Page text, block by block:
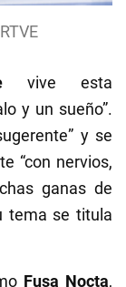
vive esta
y un sueño”.
y se
“con nervios,
ganas de
tema se titula
Fusa Nocta,